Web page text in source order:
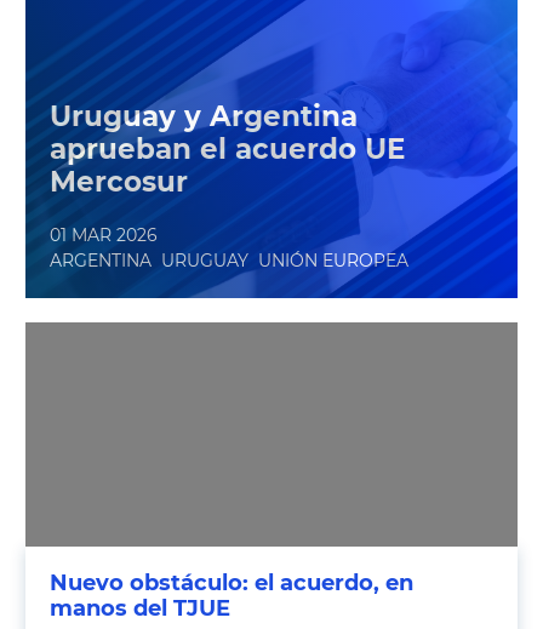
fragmentada. El 21 de enero
de 2026, el Parlamento
Europeo aprobó una
resolución para pedir al
Tribunal de Justicia de la UE
un dictamen sobre el encaje
jurídico del acuerdo en los
Tratados de la Unión.
Uruguay y Argentina
aprueban el acuerdo UE
Mercosur
01 MAR 2026
ARGENTINA URUGUAY UNIÓN EUROPEA
Nuevo obstáculo: el acuerdo, en
manos del TJUE